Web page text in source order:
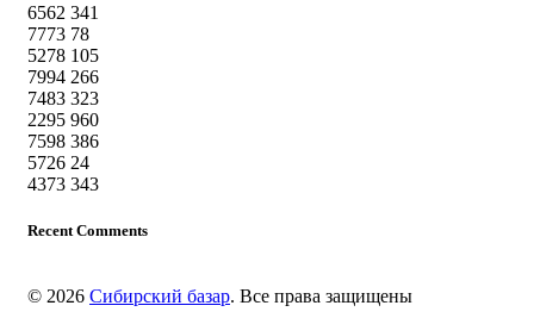
6562 341
7773 78
5278 105
7994 266
7483 323
2295 960
7598 386
5726 24
4373 343
Recent Comments
© 2026 Сибирский базар. Все права защищены